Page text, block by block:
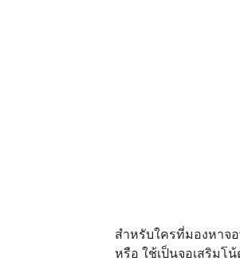
สำหรับใครที่มองหาจ
หรือ ใช้เป็นจอเสริมโ